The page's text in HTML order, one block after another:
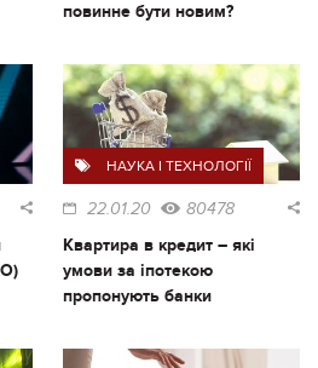
повинне бути новим?
НАУКА І ТЕХНОЛОГІЇ
22.01.20 80478
Квартира в кредит – які
умови за іпотекою
пропонують банки